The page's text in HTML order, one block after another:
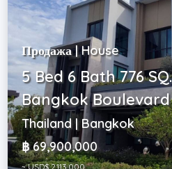
Продажа | House
5 Bed 6 Bath 776
Bangkok Boulevard
Thailand | Bangkok
฿ 69,900,000
~ USD$ 2,113,000